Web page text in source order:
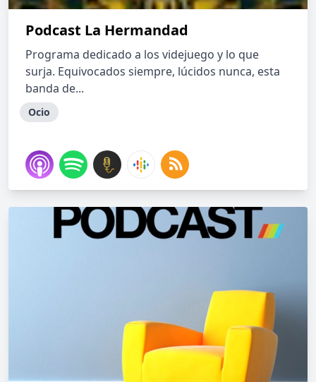
Podcast La Hermandad
Programa dedicado a los videjuego y lo que
surja. Equivocados siempre, lúcidos nunca, esta
banda de...
Ocio